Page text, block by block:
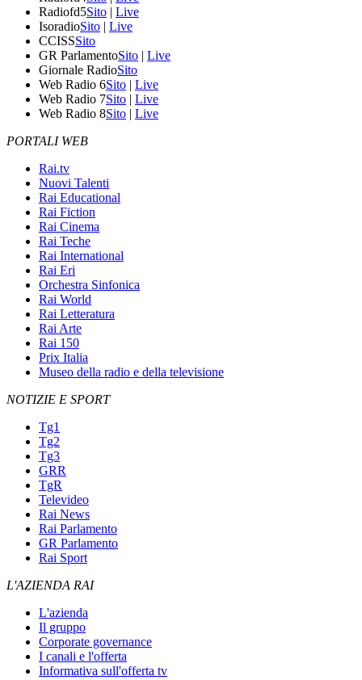
Radiofd5Sito | Live
IsoradioSito | Live
CCISSSito
GR ParlamentoSito | Live
Giornale RadioSito
Web Radio 6Sito | Live
Web Radio 7Sito | Live
Web Radio 8Sito | Live
PORTALI WEB
Rai.tv
Nuovi Talenti
Rai Educational
Rai Fiction
Rai Cinema
Rai Teche
Rai International
Rai Eri
Orchestra Sinfonica
Rai World
Rai Letteratura
Rai Arte
Rai 150
Prix Italia
Museo della radio e della televisione
NOTIZIE E SPORT
Tg1
Tg2
Tg3
GRR
TgR
Televideo
Rai News
Rai Parlamento
GR Parlamento
Rai Sport
L'AZIENDA RAI
L'azienda
Il gruppo
Corporate governance
I canali e l'offerta
Informativa sull'offerta tv